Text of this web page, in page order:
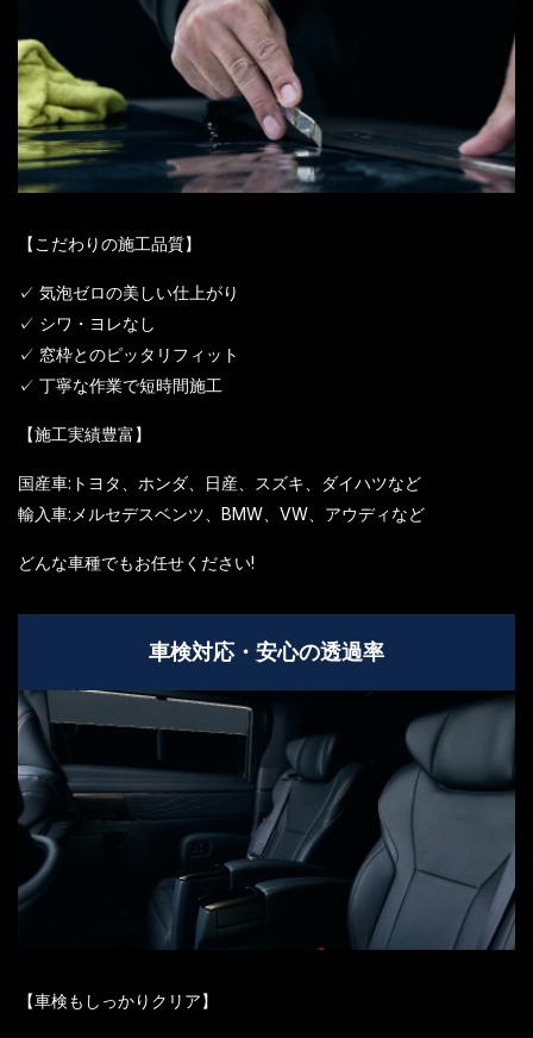
【こだわりの施工品質】
✓ 気泡ゼロの美しい仕上がり
✓ シワ・ヨレなし
✓ 窓枠とのピッタリフィット
✓ 丁寧な作業で短時間施工
【施工実績豊富】
国産車:トヨタ、ホンダ、日産、スズキ、ダイハツなど
輸入車:メルセデスベンツ、BMW、VW、アウディなど
どんな車種でもお任せください!
車検対応・安心の透過率
【車検もしっかりクリア】